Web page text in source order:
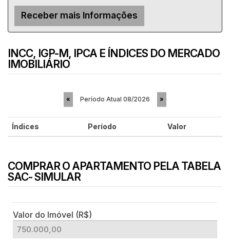
INCC, IGP-M, IPCA E ÍNDICES DO MERCADO
IMOBILIÁRIO
« Período Atual 08/2026 »
Índices Período Valor
COMPRAR O APARTAMENTO PELA TABELA
SAC- SIMULAR
Valor do Imóvel (R$)